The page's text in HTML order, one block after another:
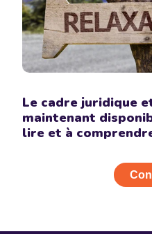
Le cadre juridique
maintenant
lire et à